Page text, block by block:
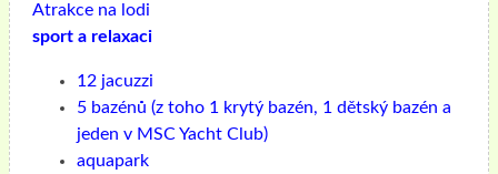
Atrakce na lodi
sport a relaxaci
12 jacuzzi
5 bazénů (z toho 1 krytý bazén, 1 dětský bazén a
jeden v MSC Yacht Club)
aquapark